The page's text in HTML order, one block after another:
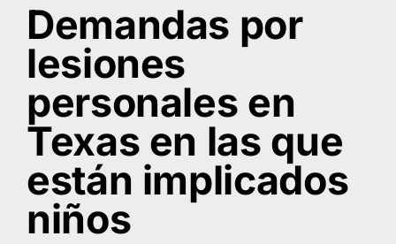
Demandas por
lesiones
personales en
Texas en las que
están implicados
niños